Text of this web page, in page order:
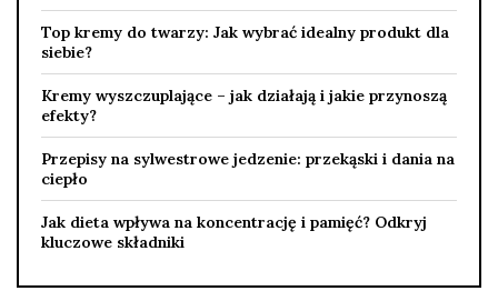
Top kremy do twarzy: Jak wybrać idealny produkt dla
siebie?
Kremy wyszczuplające – jak działają i jakie przynoszą
efekty?
Przepisy na sylwestrowe jedzenie: przekąski i dania na
ciepło
Jak dieta wpływa na koncentrację i pamięć? Odkryj
kluczowe składniki